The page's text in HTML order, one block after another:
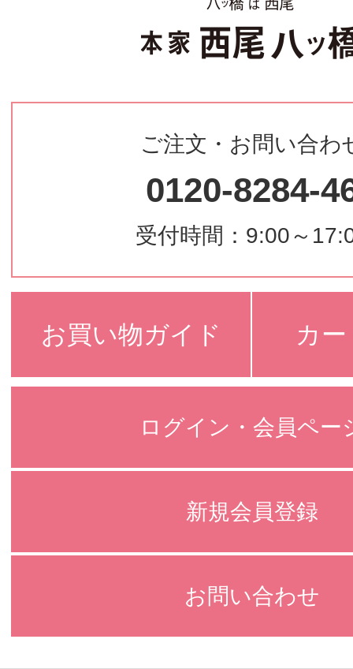
ご注文・お問い合わ
0120-8284-
受付時間：9:00～
お買い物ガイド カ
ログイン・会員ペー
新規会員登録
お問い合わせ